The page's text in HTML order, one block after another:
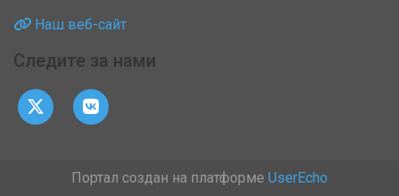
Наш веб-сайт
Следите за нами
Портал создан на платформе UserEcho